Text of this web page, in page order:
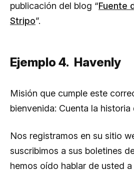
publicación del blog “Fuente
Stripo”.
Ejemplo 4. Havenly
Misión que cumple este
bienvenida: Cuenta la historia
Nos registramos en su sitio
suscribimos a sus boletines
hemos oído hablar de usted